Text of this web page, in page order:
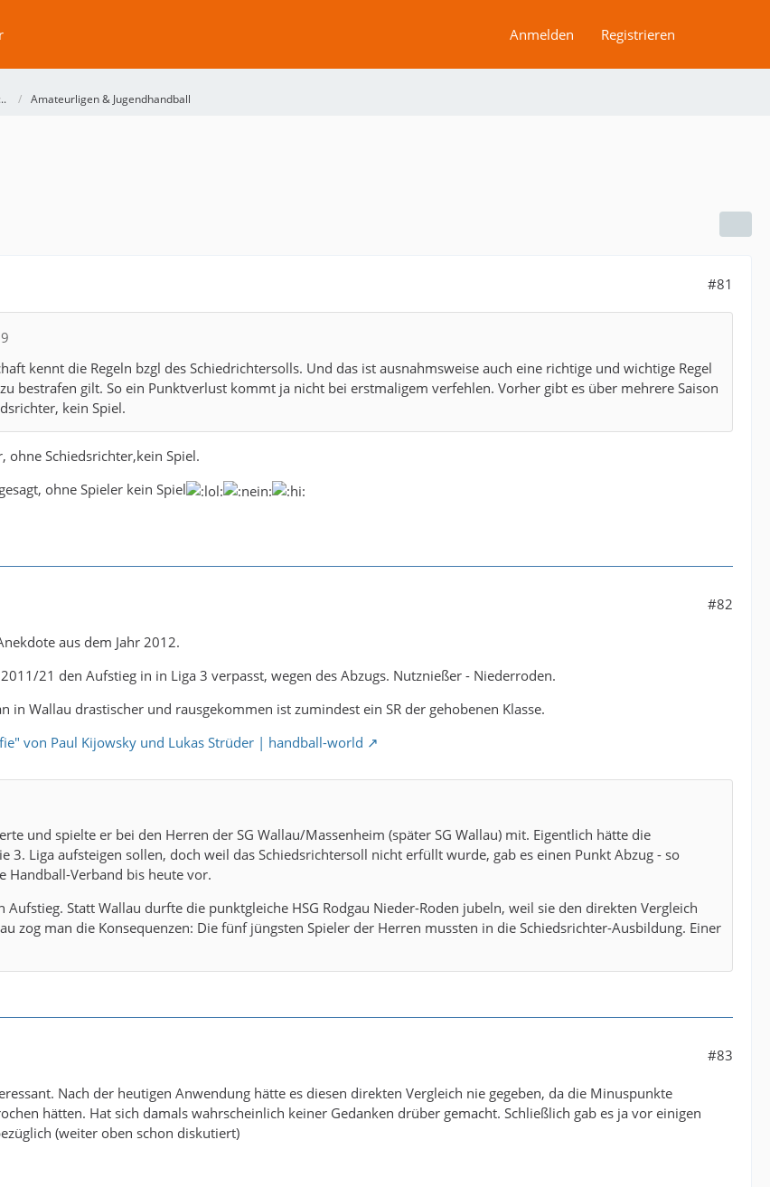
Anmelden Registrieren
Amateurligen & Jugendhandball
#81
kennt die Regeln bzgl des Schiedrichtersolls. Und das ist ausnahmsweise auch eine richtige und wichtige Regel
bestrafen gilt. So ein Punktverlust kommt ja nicht bei erstmaligem verfehlen. Vorher gibt es über mehrere Saison
kein Spiel.
ohne Schiedsrichter,kein Spiel.
ohne Spieler kein Spiel
#82
aus dem Jahr 2012.
21 den Aufstieg in in Liga 3 verpasst, wegen des Abzugs. Nutznießer - Niederroden.
in Wallau drastischer und rausgekommen ist zumindest ein SR der gehobenen Klasse.
von Paul Kijowsky und Lukas Strüder | handball-world
und spielte er bei den Herren der SG Wallau/Massenheim (später SG Wallau) mit. Eigentlich hätte die
3. Liga aufsteigen sollen, doch weil das Schiedsrichtersoll nicht erfüllt wurde, gab es einen Punkt Abzug - so
Handball-Verband bis heute vor.
Aufstieg. Statt Wallau durfte die punktgleiche HSG Rodgau Nieder-Roden jubeln, weil sie den direkten Vergleich
zog man die Konsequenzen: Die fünf jüngsten Spieler der Herren mussten in die Schiedsrichter-Ausbildung. Einer
#83
Nach der heutigen Anwendung hätte es diesen direkten Vergleich nie gegeben, da die Minuspunkte
hätten. Hat sich damals wahrscheinlich keiner Gedanken drüber gemacht. Schließlich gab es ja vor einigen
(weiter oben schon diskutiert)